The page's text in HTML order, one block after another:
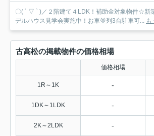
〇( ´ ▽ ` )／２階建て４LDK！補助金対象物件☆新
デルハウス見学会実施中！お車並列3台駐車可... も
古高松の掲載物件の価格相場
価格相場
1R～1K -
1DK～1LDK -
2K～2LDK -